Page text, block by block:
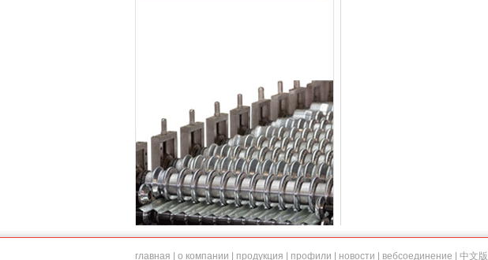
главная о компании продукция профили новости вебсоединение 中文版